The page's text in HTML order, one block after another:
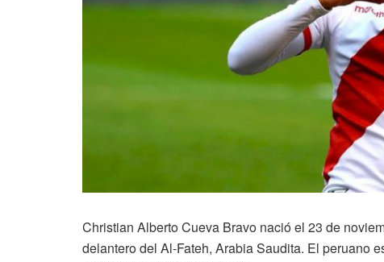
Christian Alberto Cueva Bravo nació el 23 de
delantero del Al-Fateh, Arabia Saudita. El peruano